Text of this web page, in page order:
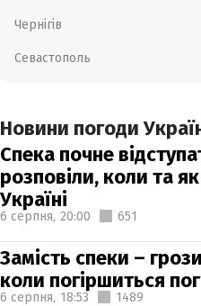
Чернігів
Севастополь
Новини погоди
Спека почне
розповіли, коли та
Україні
6 серпня, 20:00 651
Замість спеки –
коли погіршиться
6 серпня, 18:53 1489